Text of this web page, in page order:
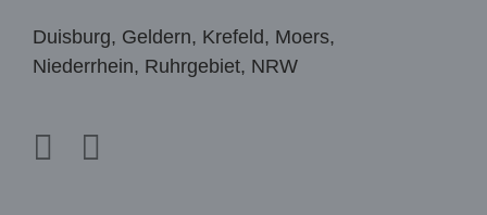
Duisburg, Geldern, Krefeld, Moers,
Niederrhein, Ruhrgebiet, NRW